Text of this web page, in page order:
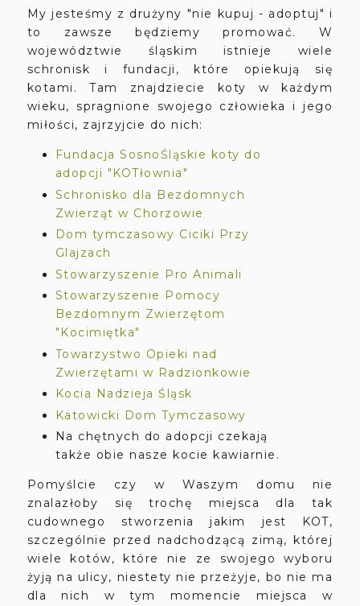
My jesteśmy z drużyny "nie kupuj - adoptuj" i
to zawsze będziemy promować. W
województwie śląskim istnieje wiele
schronisk i fundacji, które opiekują się
kotami. Tam znajdziecie koty w każdym
wieku, spragnione swojego człowieka i jego
miłości, zajrzyjcie do nich:
Fundacja SosnoŚląskie koty do
adopcji "KOTłownia"
Schronisko dla Bezdomnych
Zwierząt w Chorzowie
Dom tymczasowy Ciciki Przy
Glajzach
Stowarzyszenie Pro Animali
Stowarzyszenie Pomocy
Bezdomnym Zwierzętom
"Kocimiętka"
Towarzystwo Opieki nad
Zwierzętami w Radzionkowie
Kocia Nadzieja Śląsk
Katowicki Dom Tymczasowy
Na chętnych do adopcji czekają
także obie nasze kocie kawiarnie.
Pomyślcie czy w Waszym domu nie
znalazłoby się trochę miejsca dla tak
cudownego stworzenia jakim jest KOT,
szczególnie przed nadchodzącą zimą, której
wiele kotów, które nie ze swojego wyboru
żyją na ulicy, niestety nie przeżyje, bo nie ma
dla nich w tym momencie miejsca w